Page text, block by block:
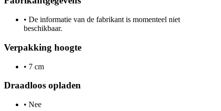
• De informatie van de fabrikant is momenteel niet
beschikbaar.
Verpakking hoogte
• 7 cm
Draadloos opladen
• Nee